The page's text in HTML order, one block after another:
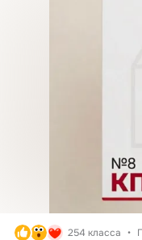
254 класса